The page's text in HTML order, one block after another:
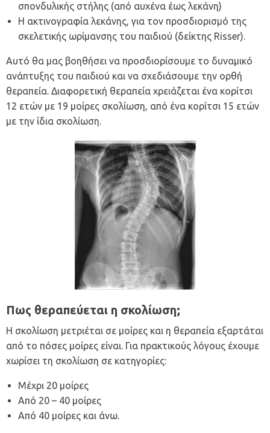
σπονδυλικής στήλης (από αυχένα έως λεκάνη)
Η ακτινογραφία λεκάνης, για τον προσδιορισμό της
σκελετικής ωρίμανσης του παιδιού (δείκτης Risser).
Αυτό θα μας βοηθήσει να προσδιορίσουμε το δυναμικό
ανάπτυξης του παιδιού και να σχεδιάσουμε την ορθή
θεραπεία. Διαφορετική θεραπεία χρειάζεται ένα κορίτσι
12 ετών με 19 μοίρες σκολίωση, από ένα κορίτσι 15 ετών
με την ίδια σκολίωση.
Πως θεραπεύεται η σκολίωση;
Η σκολίωση μετριέται σε μοίρες και η θεραπεία εξαρτάται
από το πόσες μοίρες είναι. Για πρακτικούς λόγους έχουμε
χωρίσει τη σκολίωση σε κατηγορίες:
Μέχρι 20 μοίρες
Από 20 – 40 μοίρες
Από 40 μοίρες και άνω.